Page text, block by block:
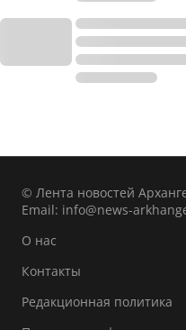
© Лента новостей
Email: info@news-
О нас
Контакты
Редакционная политика